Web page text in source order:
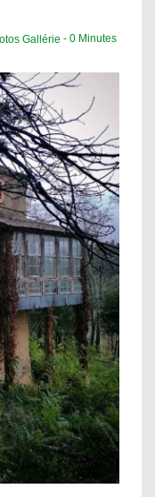
Gallérie - 0 Minutes